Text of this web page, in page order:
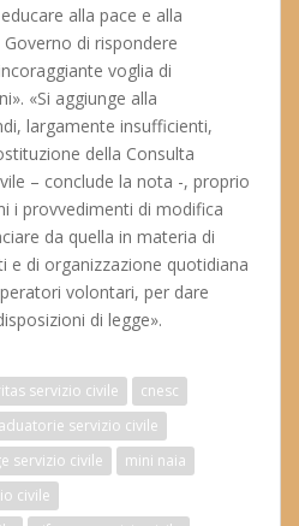
alla pace e alla
di rispondere
voglia di
«Si aggiunge alla
largamente insufficienti,
della Consulta
– conclude la nota -, proprio
i provvedimenti di modifica
da quella in materia di
e di organizzazione quotidiana
volontari, per dare
di legge».
servizio civile
cnesc
servizio civile
servizio civile
mini naia
civile